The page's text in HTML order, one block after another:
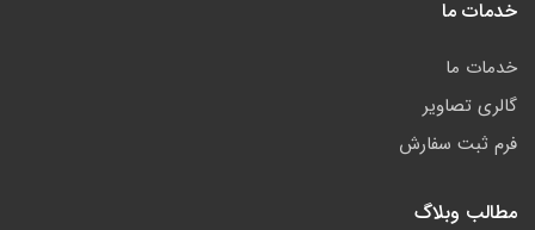
خدمات ما
خدمات ما
گالری تصاویر
فرم ثبت سفارش
مطالب وبلاگ